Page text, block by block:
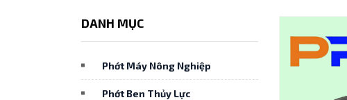
DANH MỤC
Phớt Máy Nông Nghiệp
Phớt Ben Thủy Lực